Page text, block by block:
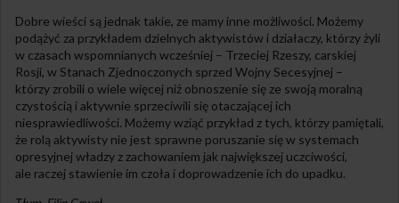
Dobre wieści są jednak takie, ze mamy inne możliwości. Możemy
podążyć za przykładem dzielnych aktywistów i działaczy, którzy żyli
w czasach wspomnianych wcześniej – Trzeciej Rzeszy, carskiej
Rosji, w Stanach Zjednoczonych sprzed Wojny Secesyjnej –
którzy zrobili o wiele więcej niż obnoszenie się ze swoją moralną
czystością i aktywnie sprzeciwili się otaczającej ich
niesprawiedliwości. Możemy wziąć przykład z tych, którzy pamiętali,
że rolą aktywisty nie jest sprawne poruszanie się w systemach
opresyjnej władzy z zachowaniem jak największej uczciwości,
ale raczej stawienie im czoła i doprowadzenie ich do upadku.